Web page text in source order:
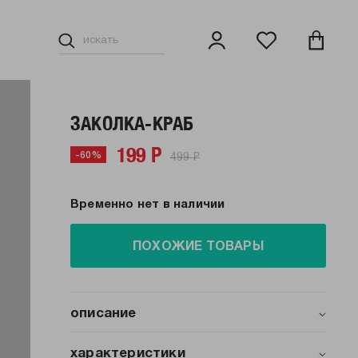
ЗАКОЛКА-КРАБ
-60% 199 Р 499 Р
Временно нет в наличии
ПОХОЖИЕ ТОВАРЫ
описание
практичный аксессуар, который добавит
характеристики